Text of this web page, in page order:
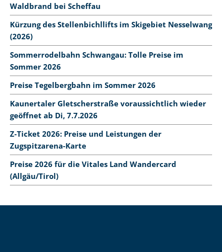
Waldbrand bei Scheffau
Kürzung des Stellenbichllifts im Skigebiet Nesselwang
(2026)
Sommerrodelbahn Schwangau: Tolle Preise im
Sommer 2026
Preise Tegelbergbahn im Sommer 2026
Kaunertaler Gletscherstraße voraussichtlich wieder
geöffnet ab Di, 7.7.2026
Z-Ticket 2026: Preise und Leistungen der
Zugspitzarena-Karte
Preise 2026 für die Vitales Land Wandercard
(Allgäu/Tirol)